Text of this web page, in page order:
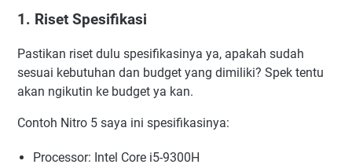
1. Riset Spesifikasi
Pastikan riset dulu spesifikasinya ya, apakah sudah
sesuai kebutuhan dan budget yang dimiliki? Spek tentu
akan ngikutin ke budget ya kan.
Contoh Nitro 5 saya ini spesifikasinya:
Processor: Intel Core i5-9300H